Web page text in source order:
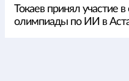
Токаев принял участие
олимпиады по ИИ в